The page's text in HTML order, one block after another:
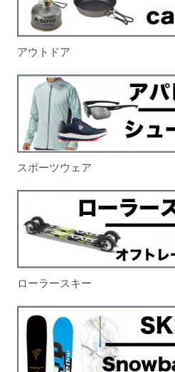
アウトドア
スポーツウェア
ローラースキー